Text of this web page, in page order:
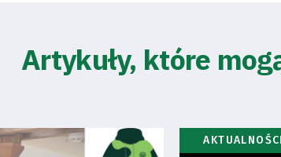
Artykuły, które
AKTUALNOŚCI